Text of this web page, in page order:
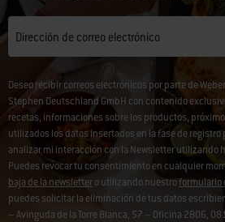
Dirección de correo electrónico
Deseo recibir correos electrónicos por parte de
Stephen Deutschland GmbH con contenido
recetas, informaciones sobre los productos,
utilizados los datos insertados en la fase de
analizar mi interacción con la Newsletter utilizando
Puedes revocar tu consentimiento en cualquier
baja de la newslettero utilizando nuestroformulario
puedes solicitar la eliminación de tus datos
– Avinguda de la Torre Blanca, 57 – Oficina 2B06,